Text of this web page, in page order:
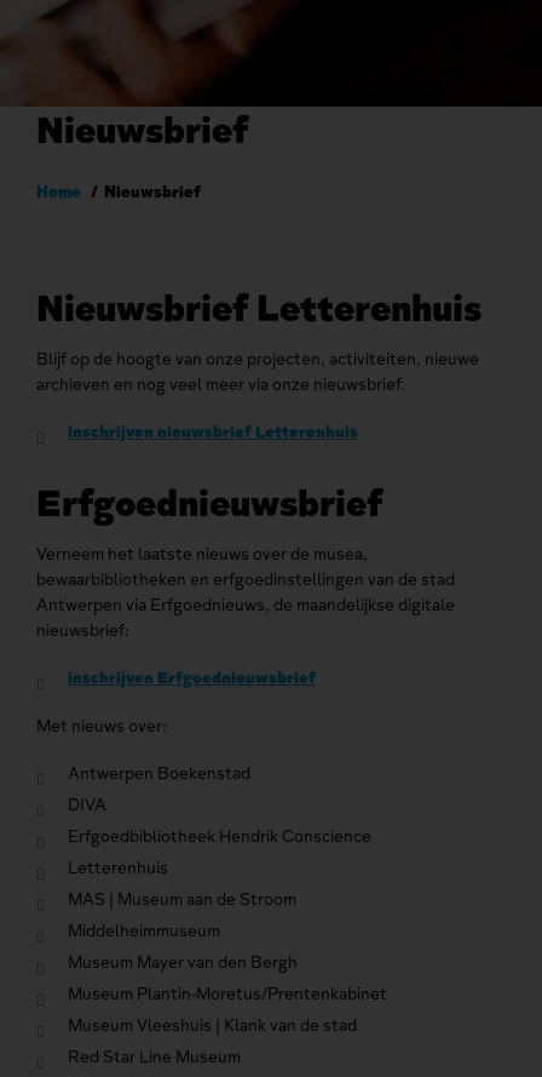
Nieuwsbrief
Kruimelpad
Home Nieuwsbrief
Nieuwsbrief Letterenhuis
Blijf op de hoogte van onze projecten, activiteiten, nieuwe
archieven en nog veel meer via onze nieuwsbrief.
inschrijven nieuwsbrief Letterenhuis
Erfgoednieuwsbrief
Verneem het laatste nieuws over de musea,
bewaarbibliotheken en erfgoedinstellingen van de stad
Antwerpen via Erfgoednieuws, de maandelijkse digitale
nieuwsbrief:
inschrijven Erfgoednieuwsbrief
Met nieuws over:
Antwerpen Boekenstad
DIVA
Erfgoedbibliotheek Hendrik Conscience
Letterenhuis
MAS | Museum aan de Stroom
Middelheimmuseum
Museum Mayer van den Bergh
Museum Plantin-Moretus/Prentenkabinet
Museum Vleeshuis | Klank van de stad
Red Star Line Museum